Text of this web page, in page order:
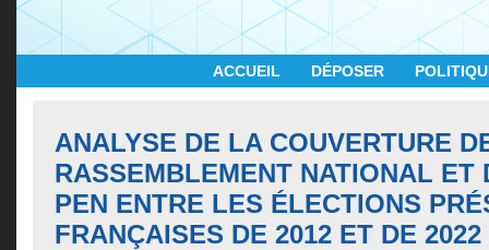
ACCUEIL DÉPOSER
ANALYSE DE LA COUVERTURE
RASSEMBLEMENT NATIONAL ET
PEN ENTRE LES ÉLECTIONS
FRANÇAISES DE 2012 ET DE 2022